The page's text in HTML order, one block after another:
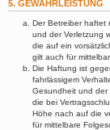
5. GEWÄHRLEISTUNG
Der Betreiber haftet
und der Verletzung
die auf ein
gilt auch für
Die Haftung ist
fahrlässigem
Gesundheit und der
die bei
Höhe nach auf die
für mittelbare